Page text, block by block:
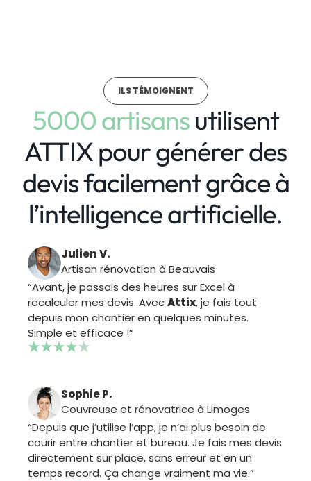
ILS TÉMOIGNENT
5000 artisansutilisent
ATTIX pour générerdes
devis facilementgrâce à
l’intelligence artificielle.
Julien V.
Artisan rénovation à Beauvais
“Avant, je passais des heures sur Excel à
recalculer mes devis. AvecAttix, je fais tout
depuis mon chantier en quelques minutes.
Simple et efficace !”
Sophie P.
Couvreuse et rénovatrice à Limoges
“Depuis que j’utilise l’app, je n’ai plus besoin de
courir entre chantier et bureau. Je fais mes devis
directement sur place, sans erreur et en un
temps record. Ça change vraiment ma vie.”